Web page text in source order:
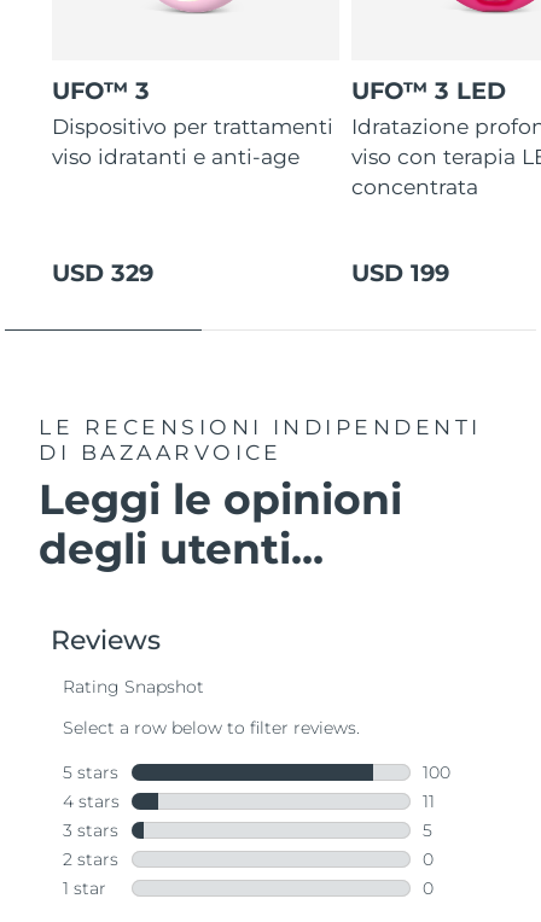
UFO™ 3
Dispositivo per trattamenti
viso idratanti e anti-age
USD 329
UFO™ 3 LED
Idratazione
viso con terapia
concentrata
USD 199
LE RECENSIONI INDIPENDENTI
DI BAZAARVOICE
Leggi le opinioni
degli utenti...